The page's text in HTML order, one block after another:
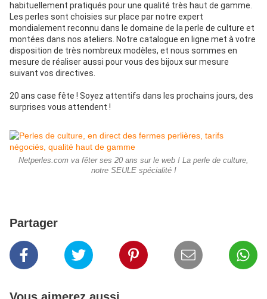
habituellement pratiqués pour une qualité très haut de gamme.
Les perles sont choisies sur place par notre expert
mondialement reconnu dans le domaine de la perle de culture et
montées dans nos ateliers. Notre catalogue en ligne met à votre
disposition de très nombreux modèles, et nous sommes en
mesure de réaliser aussi pour vous des bijoux sur mesure
suivant vos directives.
20 ans case fête ! Soyez attentifs dans les prochains jours, des
surprises vous attendent !
Netperles.com va fêter ses 20 ans sur le web ! La perle de culture,
notre SEULE spécialité !
Partager